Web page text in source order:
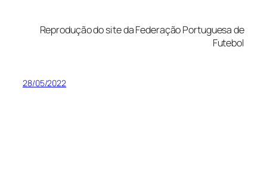
Reprodução do site da Federação Portuguesa de
Futebol
28/05/2022